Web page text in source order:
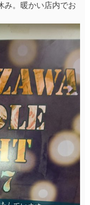
み。暖かい店内でお